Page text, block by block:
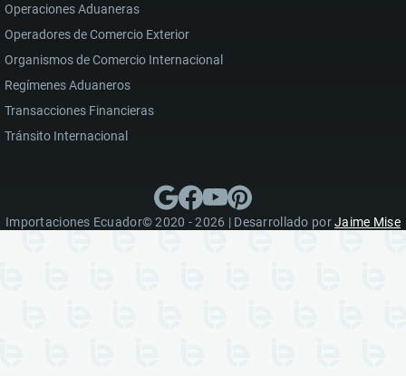
Operaciones Aduaneras
Operadores de Comercio Exterior
Organismos de Comercio Internacional
Regímenes Aduaneros
Transacciones Financieras
Tránsito Internacional
Importaciones Ecuador© 2020 - 2026 | Desarrollado porJaime Mise